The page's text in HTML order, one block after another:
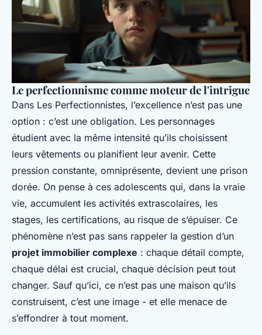
Le perfectionnisme comme moteur de l'intrigue
Dans Les Perfectionnistes, l’excellence n’est pas une
option : c’est une obligation. Les personnages
étudient avec la même intensité qu’ils choisissent
leurs vêtements ou planifient leur avenir. Cette
pression constante, omniprésente, devient une prison
dorée. On pense à ces adolescents qui, dans la vraie
vie, accumulent les activités extrascolaires, les
stages, les certifications, au risque de s’épuiser. Ce
phénomène n’est pas sans rappeler la gestion d’un
projet immobilier complexe : chaque détail compte,
chaque délai est crucial, chaque décision peut tout
changer. Sauf qu’ici, ce n’est pas une maison qu’ils
construisent, c’est une image - et elle menace de
s’effondrer à tout moment.